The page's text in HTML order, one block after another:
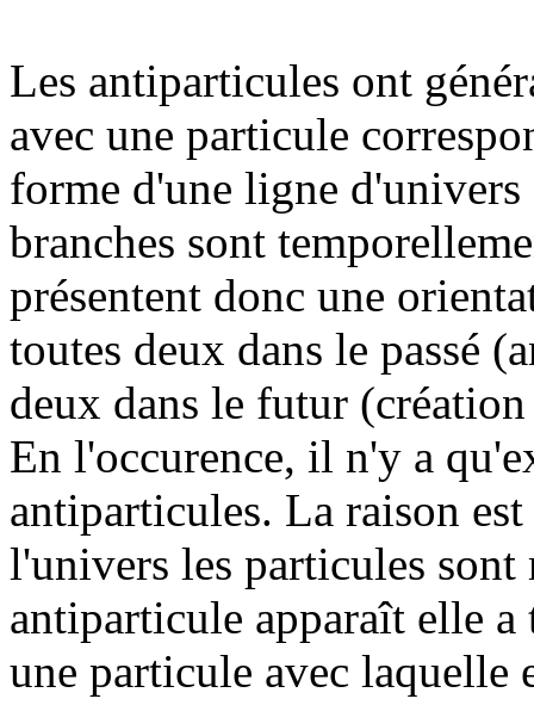
Les antiparticules ont
avec une particule
forme d'une ligne
branches sont
présentent donc une
toutes deux dans le passé
deux dans le futur
En l'occurence, il n'y a
antiparticules. La raison
l'univers les particules sont
antiparticule apparaît elle a
une particule avec laquelle